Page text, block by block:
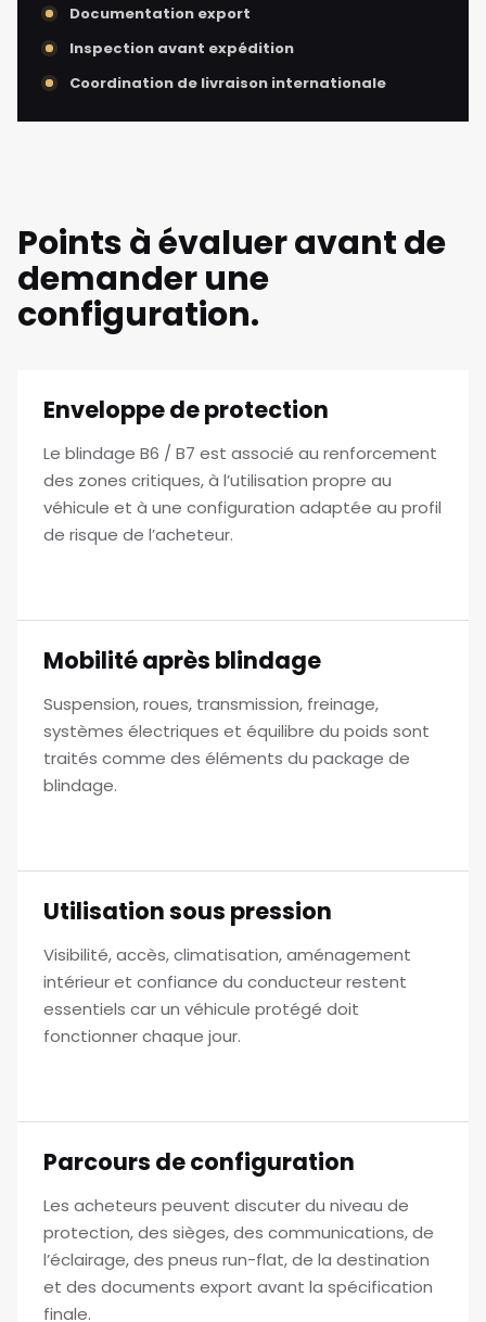
Documentation export
Inspection avant expédition
Coordination de livraison internationale
Points à évaluer avant de
demander une
configuration.
Enveloppe de protection
Le blindage B6 / B7 est associé au renforcement
des zones critiques, à l’utilisation propre au
véhicule et à une configuration adaptée au profil
de risque de l’acheteur.
Mobilité après blindage
Suspension, roues, transmission, freinage,
systèmes électriques et équilibre du poids sont
traités comme des éléments du package de
blindage.
Utilisation sous pression
Visibilité, accès, climatisation, aménagement
intérieur et confiance du conducteur restent
essentiels car un véhicule protégé doit
fonctionner chaque jour.
Parcours de configuration
Les acheteurs peuvent discuter du niveau de
protection, des sièges, des communications, de
l’éclairage, des pneus run-flat, de la destination
et des documents export avant la spécification
finale.